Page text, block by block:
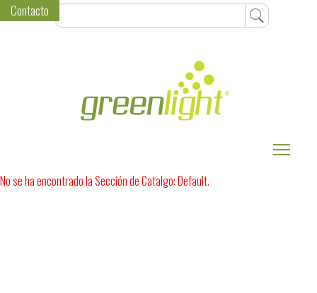
Contacto
No se ha encontrado la Sección de Catalgo: Default.